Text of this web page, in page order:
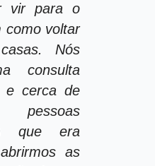
vir para o
como voltar
Nós
consulta
e cerca de
que era
as